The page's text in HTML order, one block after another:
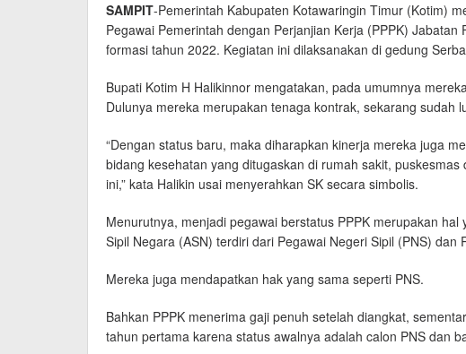
SAMPIT-Pemerintah Kabupaten Kotawaringin Timur (Kotim)
Pegawai Pemerintah dengan Perjanjian Kerja (PPPK)
formasi tahun 2022. Kegiatan ini dilaksanakan di gedung
Bupati Kotim H Halikinnor mengatakan, pada umumnya
Dulunya mereka merupakan tenaga kontrak, sekarang sudah
“Dengan status baru, maka diharapkan kinerja mereka juga
bidang kesehatan yang ditugaskan di rumah sakit,
ini,” kata Halikin usai menyerahkan SK secara simbolis.
Menurutnya, menjadi pegawai berstatus PPPK merupakan
Sipil Negara (ASN) terdiri dari Pegawai Negeri Sipil (PNS) dan
Mereka juga mendapatkan hak yang sama seperti PNS.
Bahkan PPPK menerima gaji penuh setelah diangkat,
tahun pertama karena status awalnya adalah calon PNS dan